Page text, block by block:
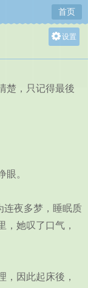
首页
设置
中
，只记得最後
。
夜多梦，睡眠质
，她叹了口气，
因此起床後，